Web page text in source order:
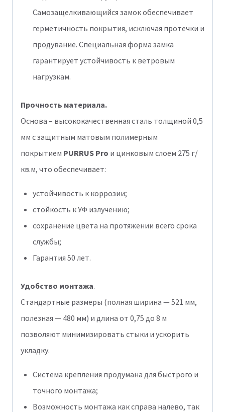
Самозащелкивающийся замок обеспечивает
герметичность покрытия, исключая протечки и
продувание. Специальная форма замка
гарантирует устойчивость к ветровым
нагрузкам.
Прочность материала.
Основа – высококачественная сталь толщиной 0,5
мм с защитным матовым полимерным
покрытием PURRUS Pro и цинковым слоем 275 г/
кв.м, что обеспечивает:
устойчивость к коррозии;
стойкость к УФ излучению;
сохранение цвета на протяжении всего срока
службы;
Гарантия 50 лет.
Удобство монтажа.
Стандартные размеры (полная ширина — 521 мм,
полезная — 480 мм) и длина от 0,75 до 8 м
позволяют минимизировать стыки и ускорить
укладку.
Система крепления продумана для быстрого и
точного монтажа;
Возможность монтажа как справа налево, так